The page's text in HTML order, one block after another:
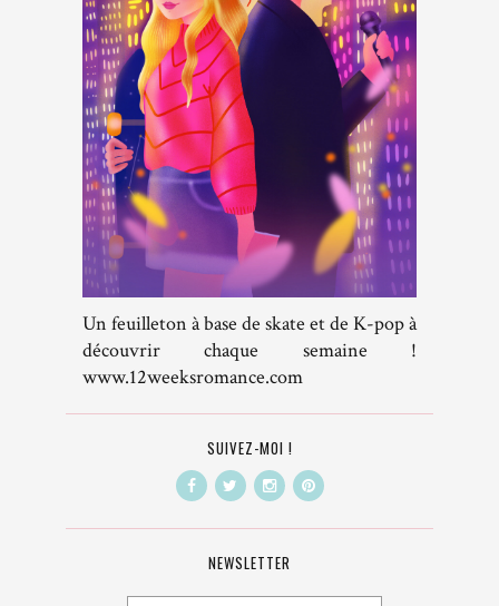
Un feuilleton à base de skate et de K-pop à
découvrir chaque semaine !
www.12weeksromance.com
SUIVEZ-MOI !
NEWSLETTER